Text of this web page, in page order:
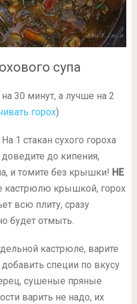
супа
30 минут, а лучше на 2
горох)
1 стакан сухого гороха
до кипения,
и томите без крышки! НЕ
кастрюлю крышкой, горох
всю плиту, сразу
будет отмыть.
кастрюле, варите
специи по вкусу
сушеные пряные
варить не надо, их